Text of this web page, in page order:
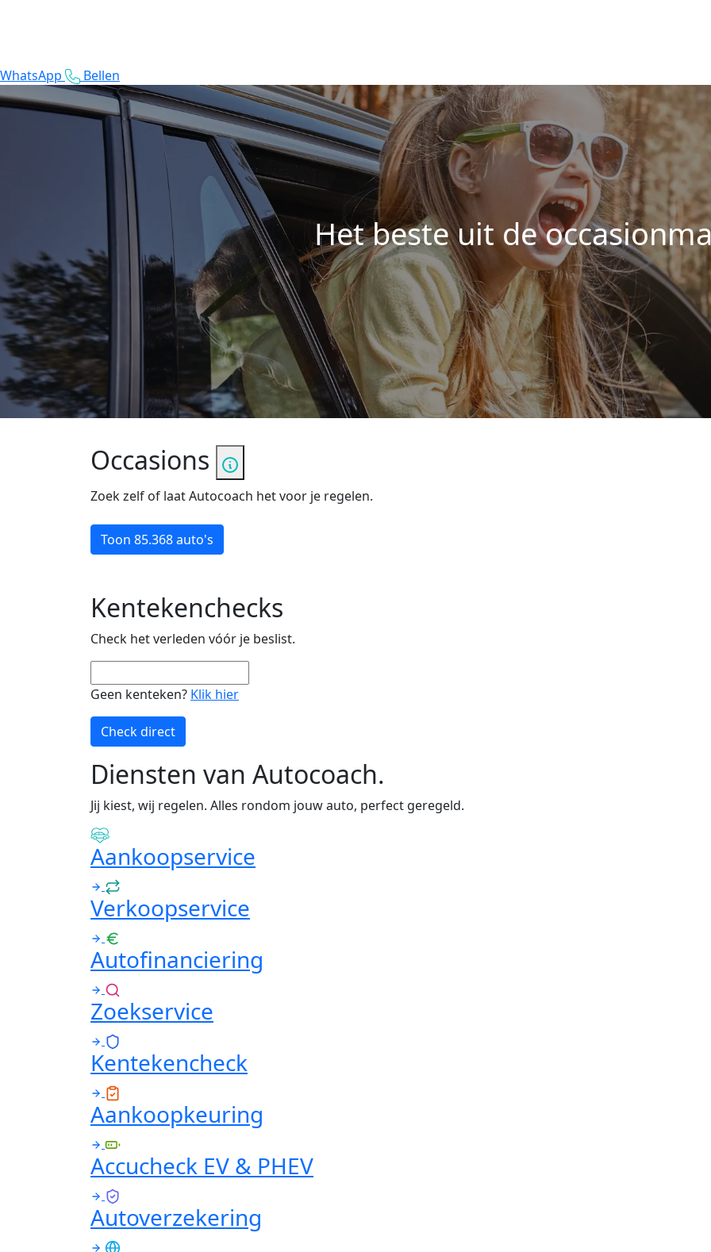
WhatsApp Bellen
Het beste uit de
Occasions
Zoek zelf of laat Autocoach het voor je regelen.
Toon 85.368 auto's
Kentekenchecks
Check het verleden vóór je beslist.
Geen kenteken? Klik hier
Check direct
Diensten van Autocoach.
Jij kiest, wij regelen. Alles rondom jouw auto, perfect geregeld.
Aankoopservice
Verkoopservice
Autofinanciering
Zoekservice
Kentekencheck
Aankoopkeuring
Accucheck EV & PHEV
Autoverzekering